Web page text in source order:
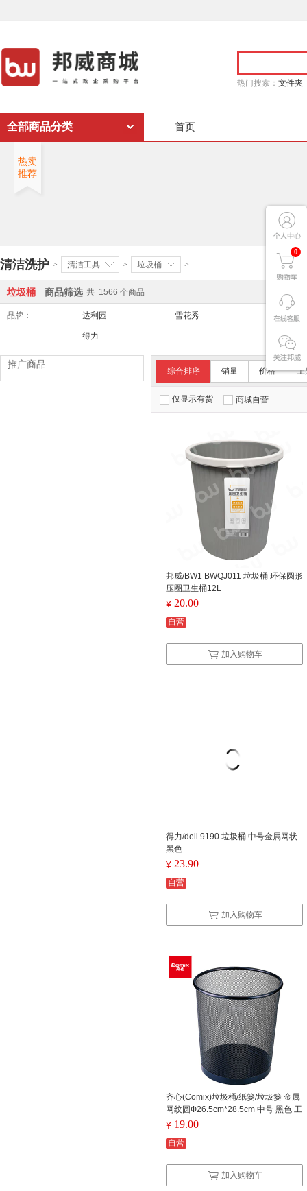
热门搜索： 文件夹
0
全部商品分类 首页
热卖
推荐
清洁洗护 > 清洁工具 > 垃圾桶 >
垃圾桶 商品筛选 共 1566 个商品
品牌： 达利园 雪花秀 舒适达/
得力
综合排序 销量 价格 上
仅显示有货 商城自营
邦威/BW1 BWQJ011 垃圾桶 环保圆形
压圈卫生桶12L
¥ 20.00
自营
加入购物车
得力/deli 9190 垃圾桶 中号金属网状
黑色
¥ 23.90
自营
加入购物车
齐心(Comix)垃圾桶/纸篓/垃圾篓 金属
网纹圆Ф26.5cm*28.5cm 中号 黑色 工
具 B2005
¥ 19.00
自营
加入购物车
推广商品